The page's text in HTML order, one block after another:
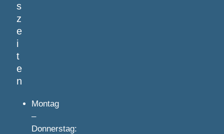
s
z
e
i
t
e
n
Montag
–
Donnerstag: